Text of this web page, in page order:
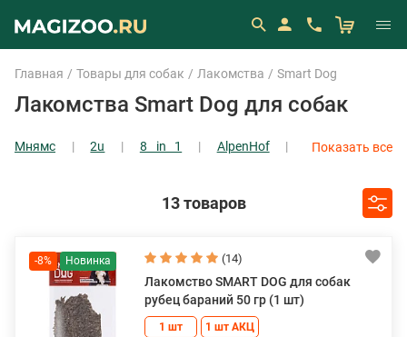
Главная Товары для собак Лакомства Smart Dog
Лакомства Smart Dog для собак
Мнямс 2u 8 in 1
AlpenHof
Показать все
13 товаров
-8% (14)
Лакомство SMART DOG для собак
рубец бараний 50 гр (1 шт)
1 шт 1 шт АКЦ